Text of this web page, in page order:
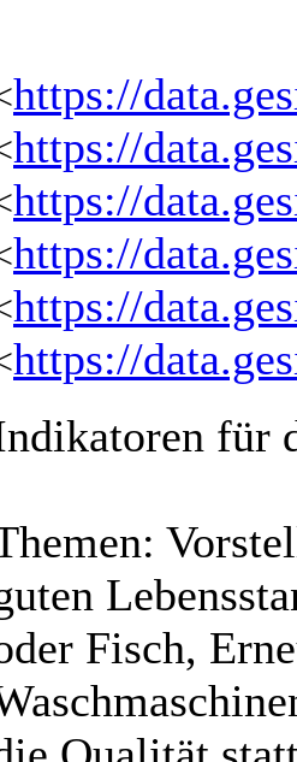
https://
https://
https://
https://
https://
https://
für
Fisch,